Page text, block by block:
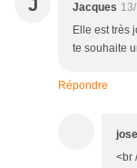
J Jacques
Elle est très
te souhaite
Répondre
<br